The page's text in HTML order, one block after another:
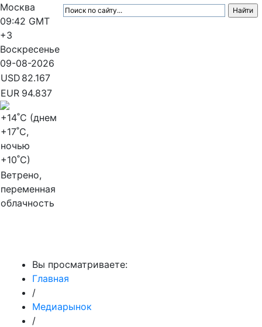
Москва
09:42 GMT
+3
Воскресенье
09-08-2026
USD 82.167
EUR 94.837
+14˚C (днем
+17˚C,
ночью
+10˚C)
Ветрено,
переменная
облачность
Вы просматриваете:
Главная
/
Медиарынок
/